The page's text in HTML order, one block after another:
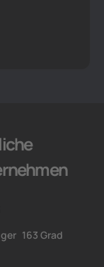
163 Grad